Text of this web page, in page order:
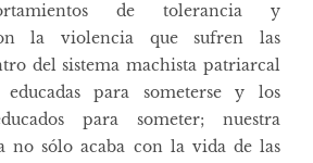
de tolerancia y
la violencia que sufren las
del sistema machista patriarcal
para someterse y los
para someter; nuestra
no sólo acaba con la vida de las